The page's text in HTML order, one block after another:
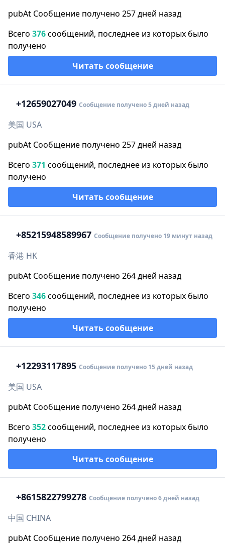
pubAt Сообщение получено 257 дней назад
Всего 376сообщений, последнее из которых было
получено
Читать сообщение
+12659027049 Сообщение получено 5 дней назад
美国 USA
pubAt Сообщение получено 257 дней назад
Всего 371 сообщений, последнее из которых было
получено
Читать сообщение
+85215948589967 Сообщение получено 19 минут назад
香港 HK
pubAt Сообщение получено 264 дней назад
Всего 346сообщений, последнее из которых было
получено
Читать сообщение
+12293117895 Сообщение получено 15 дней назад
美国 USA
pubAt Сообщение получено 264 дней назад
Всего 352сообщений, последнее из которых было
получено
Читать сообщение
+8615822799278 Сообщение получено 6 дней назад
中国 CHINA
pubAt Сообщение получено 264 дней назад